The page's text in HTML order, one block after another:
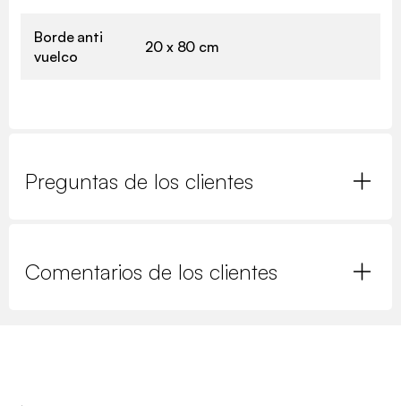
Borde anti
vuelco
20 x 80 cm
Preguntas de los clientes
Comentarios de los clientes